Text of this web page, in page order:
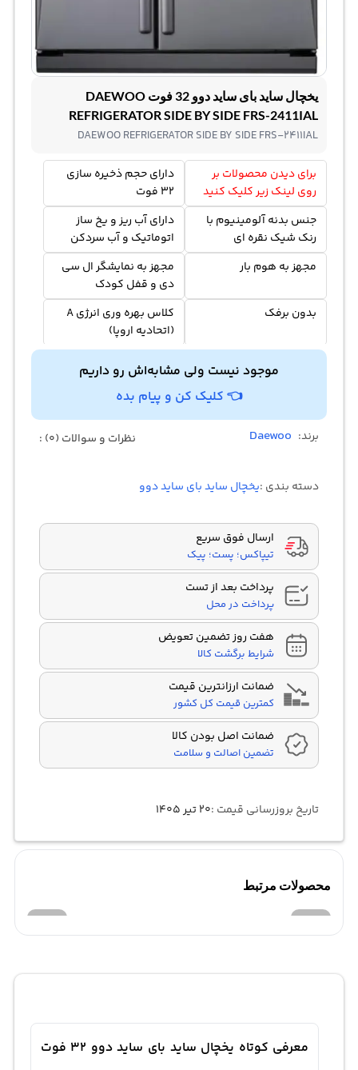
یخچال ساید بای ساید دوو 32 فوت DAEWOO
REFRIGERATOR SIDE BY SIDE FRS-2411IAL
DAEWOO REFRIGERATOR SIDE BY SIDE FRS-2411IAL
برای دیدن محصولات بر
روی لینک زیر کلیک کنید
دارای حجم ذخیره سازی
32 فوت
جنس بدنه آلومینیوم با
رنک شیک نقره ای
دارای آب ریز و یخ ساز
اتوماتیک و آب سردکن
مجهز به هوم بار
مجهز به نمایشگر ال سی
دی و قفل کودک
بدون برفک
کلاس بهره وری انرژی A
(اتحادیه اروپا)
موجود نیست ولی مشابه‌اش رو داریم
👈 کلیک کن و پیام بده
برند: Daewoo نظرات و سوالات (0) :
دسته بندی :یخچال ساید بای ساید دوو
ارسال فوق سریع
تیپاکس؛ پست؛ پیک
پرداخت بعد از تست
پرداخت در محل
هفت روز تضمین تعویض
شرایط برگشت کالا
ضمانت ارزانترین قیمت
کمترین قیمت کل کشور
ضمانت اصل بودن کالا
تضمین اصالت و سلامت
تاریخ بروزرسانی قیمت :۲۰ تیر ۱۴۰۵
محصولات مرتبط
معرفی کوتاه یخچال ساید بای ساید دوو 32 فوت